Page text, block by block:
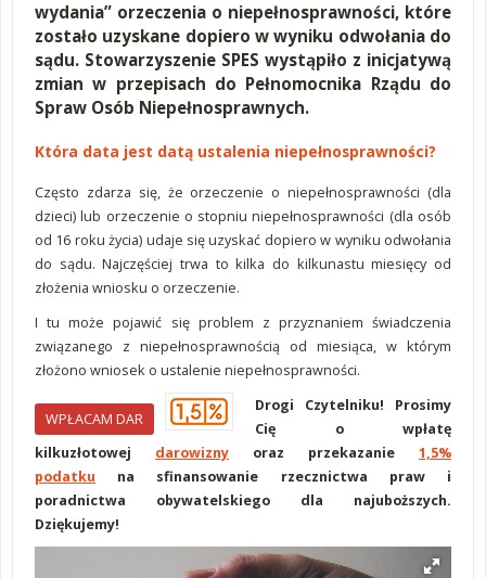
wydania” orzeczenia o niepełnosprawności, które
zostało uzyskane dopiero w wyniku odwołania do
sądu. Stowarzyszenie SPES wystąpiło z inicjatywą
zmian w przepisach do Pełnomocnika Rządu do
Spraw Osób Niepełnosprawnych.
Która data jest datą ustalenia niepełnosprawności?
Często zdarza się, że orzeczenie o niepełnosprawności (dla
dzieci) lub orzeczenie o stopniu niepełnosprawności (dla osób
od 16 roku życia) udaje się uzyskać dopiero w wyniku odwołania
do sądu. Najczęściej trwa to kilka do kilkunastu miesięcy od
złożenia wniosku o orzeczenie.
I tu może pojawić się problem z przyznaniem świadczenia
związanego z niepełnosprawnością od miesiąca, w którym
złożono wniosek o ustalenie niepełnosprawności.
WPŁACAM DAR
Drogi Czytelniku! Prosimy
Cię o wpłatę
kilkuzłotowej darowizny oraz przekazanie 1,5%
podatku na sfinansowanie rzecznictwa praw i
poradnictwa obywatelskiego dla najuboższych.
Dziękujemy!